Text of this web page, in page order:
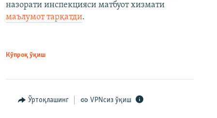
назорати инспекцияси матбуот хизмати
маълумот тарқатди.
Кўпроқ ўқиш
Ўртоқлашинг VPNсиз ўқиш